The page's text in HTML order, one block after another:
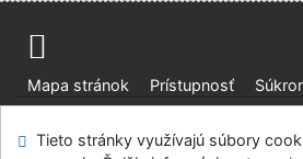
Mapa stránok Prístupnosť
Tieto stránky využívajú súbory